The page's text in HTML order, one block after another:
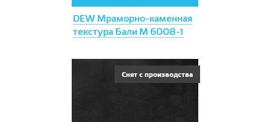
DEW Мраморно-каменная
текстура Бали М 6008-1
Снят с производства